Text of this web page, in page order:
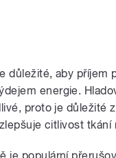
důležité, aby příjem
energie.
proto je důležité
citlivost tkání